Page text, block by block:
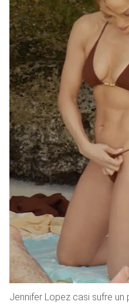
Jennifer Lopez casi sufre